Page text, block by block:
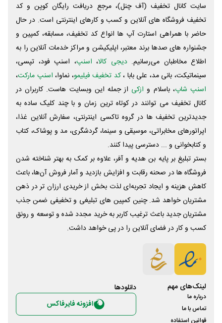
سایت کانال تخفیف (آف چنل)، مرجع دریافت رایگان کوپن و کد
تخفیف فروشگاه های آنلاین و کسب و‌ کارهای اینترنتی است. در حال
حاضر با همراهی استارت آپ ها انواع کد تخفیف، مسابقه، کمپین و
جشنواره های صدها برند معتبر، اپلیکیشن و مراکز خدمات آنلاین را به
اطلاع مخاطبان می‌رسانیم. دیجی کالا، اسنپ، اسنپ فود، تپسی،
سینماتیکت، بانی مد، علی‌ بابا ،کد تخفیف فیلیمو، نماوا، اسنپ مارکت،
اسنپ شاپ، باسلام و ازکی از جمله این وبسایت ‌هاست. کاربران در
کانال تخفیف می توانند در کوتاه ترین زمان و با چند کلیک ساده به
جدیدترین تخفیف ها در گروه تاکسی اینترنتی، سفارش آنلاین غذا،
اپراتورهای مخابراتی، موسیقی و سینما، گردشگری، مد و پوشاک، کتاب
و کتابخوانی و ... دسترسی پیدا کنند.
بستر تبلیغ بر پایه بن هدیه و آفر، علاوه بر کمک به بهتر شناخته شدن
فروشگاه ها در صحنه رقابت و افزایش بازدید و آمار فروش آن‌ها، باعث
کاهش هزینه و ایجاد تجربه‌ای لذت بخش از خریدی ارزان تر در ذهن
مشتریان خواهد شد. چنین کمپین های تبلیغی و تخفیفی ضمن جذب
مشتریان جدید باعث ترغیب کاربر به خرید مجدد شده و توسعه و رونق
کسب و کار در فضای آنلاین را در پی خواهد داشت.
لینک‌های مهم
درباره ما
تماس با ما
قوانین استفاده
دانلود‌ها
افزونه فایرفاکس